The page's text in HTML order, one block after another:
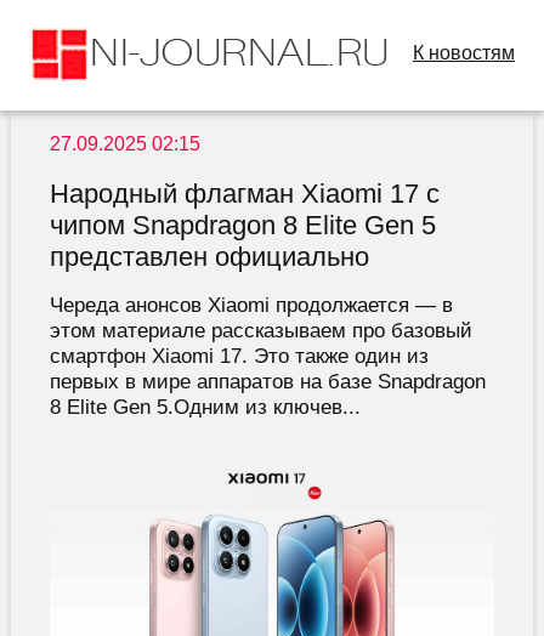
К новостям
27.09.2025 02:15
Народный флагман Xiaomi 17 с
чипом Snapdragon 8 Elite Gen 5
представлен официально
Череда анонсов Xiaomi продолжается — в
этом материале рассказываем про базовый
смартфон Xiaomi 17. Это также один из
первых в мире аппаратов на базе Snapdragon
8 Elite Gen 5.Одним из ключев...